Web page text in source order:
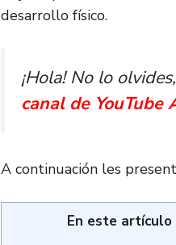
desarrollo físico.
¡Hola! No lo
canal de YouTube
A continuación les
En este